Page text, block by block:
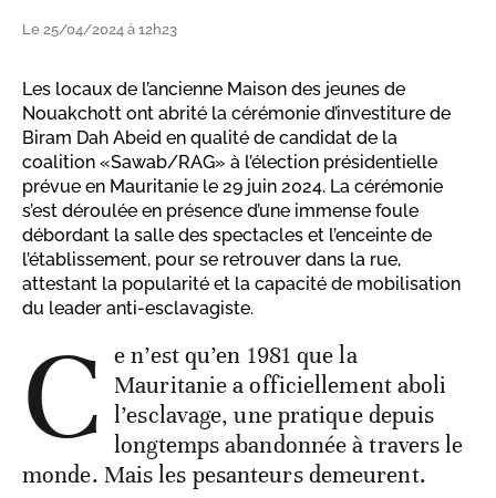
Le 25/04/2024 à 12h23
Les locaux de l’ancienne Maison des jeunes de
Nouakchott ont abrité la cérémonie d’investiture de
Biram Dah Abeid en qualité de candidat de la
coalition «Sawab/RAG» à l’élection présidentielle
prévue en Mauritanie le 29 juin 2024. La cérémonie
s’est déroulée en présence d’une immense foule
débordant la salle des spectacles et l’enceinte de
l’établissement, pour se retrouver dans la rue,
attestant la popularité et la capacité de mobilisation
du leader anti-esclavagiste.
C e n’est qu’en 1981 que la
Mauritanie a officiellement aboli
l’esclavage, une pratique depuis
longtemps abandonnée à travers le
monde. Mais les pesanteurs demeurent.